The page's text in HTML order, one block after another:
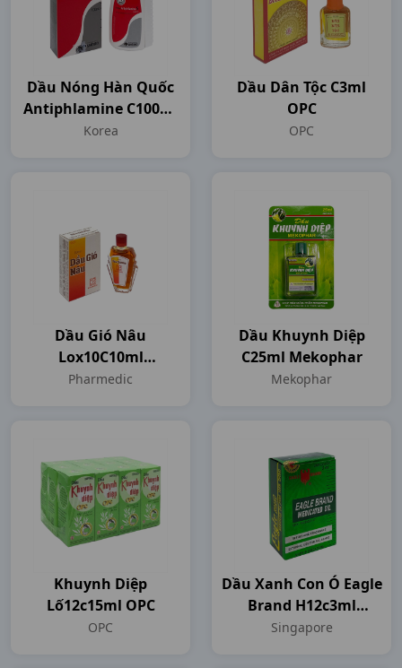
Dầu Nóng Hàn Quốc
Antiphlamine C100ml
Korea
Korea
Dầu Dân Tộc C3ml
OPC
OPC
Dầu Gió Nâu
Lox10C10ml
Pharmedic
Pharmedic
Dầu Khuynh Diệp
C25ml Mekophar
Mekophar
Khuynh Diệp
Lố12c15ml OPC
OPC
Dầu Xanh Con Ó Eagle
Brand H12c3ml
Singapore
Singapore